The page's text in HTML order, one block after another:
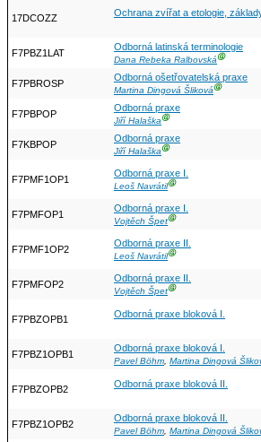
17DCOZZ Ochrana zvířat a etologie,
F7PBZ1LAT
Odborná latinská terminologie
Dana Rebeka RalbovskáⒼ
F7PBROSP
Odborná ošetřovatelská praxe
Martina Dingová ŠlikováⒼ
F7PBPOP
Odborná praxe
Jiří HalaškaⒼ
F7KBPOP
Odborná praxe
Jiří HalaškaⒼ
F7PMF1OP1
Odborná praxe I.
Leoš NavrátilⒼ
F7PMFOP1
Odborná praxe I.
Vojtěch ŠpetⒼ
F7PMF1OP2
Odborná praxe II.
Leoš NavrátilⒼ
F7PMFOP2
Odborná praxe II.
Vojtěch ŠpetⒼ
F7PBZOPB1 Odborná praxe bloková I.
F7PBZ1OPB1
Odborná praxe bloková I.
Pavel Böhm, Martina Dingová
F7PBZOPB2 Odborná praxe bloková II.
F7PBZ1OPB2
Odborná praxe bloková II.
Pavel Böhm, Martina Dingová